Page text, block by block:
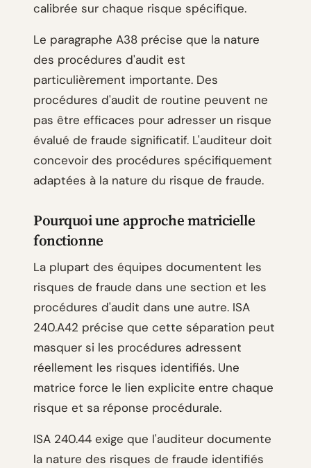
calibrée sur chaque risque spécifique.
Le paragraphe A38 précise que la nature
des procédures d'audit est
particulièrement importante. Des
procédures d'audit de routine peuvent ne
pas être efficaces pour adresser un risque
évalué de fraude significatif. L'auditeur doit
concevoir des procédures spécifiquement
adaptées à la nature du risque de fraude.
Pourquoi une approche matricielle
fonctionne
La plupart des équipes documentent les
risques de fraude dans une section et les
procédures d'audit dans une autre. ISA
240.A42 précise que cette séparation peut
masquer si les procédures adressent
réellement les risques identifiés. Une
matrice force le lien explicite entre chaque
risque et sa réponse procédurale.
ISA 240.44 exige que l'auditeur documente
la nature des risques de fraude identifiés